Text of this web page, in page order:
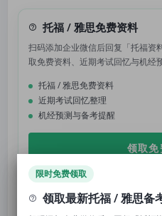
托福 / 雅思免费资料
扫码添加企业微信后回复「托福资
取免费资料、近期考试回忆与机经预
托福 / 雅思免费资料
近期考试回忆整理
机经预测与备考提醒
领取免
托你的福_小福 托你的
2025年07月22日 15:01
限时免费领取
领取最新托福 / 雅思备